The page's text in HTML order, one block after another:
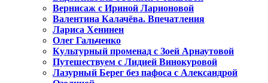
Вернисаж с Ириной Ларионовой
Валентина Калачёва. Впечатления
Лариса Хенинен
Олег Гальченко
Культурный променад с Зоей Арнаутовой
Путешествуем с Лидией Винокуровой
Лазурный Берег без пафоса с Александрой